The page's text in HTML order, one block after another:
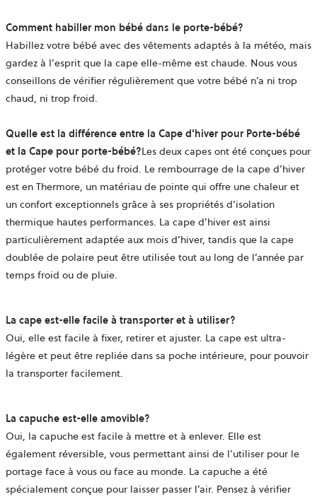
Comment habiller mon bébé dans le porte-bébé?
Habillez votre bébé avec des vêtements adaptés à la météo, mais
gardez à l’esprit que la cape elle-même est chaude. Nous vous
conseillons de vérifier régulièrement que votre bébé n’a ni trop
chaud, ni trop froid.
Quelle est la différence entre la Cape d’hiver pour Porte-bébé
et la Cape pour porte-bébé?Les deux capes ont été conçues pour
protéger votre bébé du froid. Le rembourrage de la cape d’hiver
est en Thermore, un matériau de pointe qui offre une chaleur et
un confort exceptionnels grâce à ses propriétés d’isolation
thermique hautes performances. La cape d’hiver est ainsi
particulièrement adaptée aux mois d’hiver, tandis que la cape
doublée de polaire peut être utilisée tout au long de l’année par
temps froid ou de pluie.
La cape est-elle facile à transporter et à utiliser?
Oui, elle est facile à fixer, retirer et ajuster. La cape est ultra-
légère et peut être repliée dans sa poche intérieure, pour pouvoir
la transporter facilement.
La capuche est-elle amovible?
Oui, la capuche est facile à mettre et à enlever. Elle est
également réversible, vous permettant ainsi de l’utiliser pour le
portage face à vous ou face au monde. La capuche a été
spécialement conçue pour laisser passer l’air. Pensez à vérifier